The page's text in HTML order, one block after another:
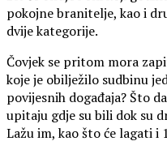
pokojne branitelje, kao i
dvije kategorije.
Čovjek se pritom mora
koje je obilježilo sudbinu
povijesnih događaja? Što
upitaju gdje su bili dok su
Lažu im, kao što će lagati i